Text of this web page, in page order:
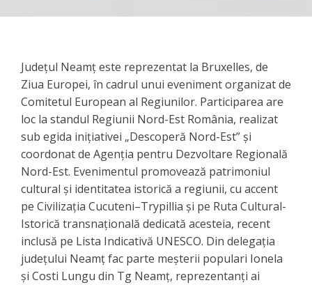
Județul Neamț este reprezentat la Bruxelles, de
Ziua Europei, în cadrul unui eveniment organizat de
Comitetul European al Regiunilor. Participarea are
loc la standul Regiunii Nord-Est România, realizat
sub egida inițiativei „Descoperă Nord-Est” și
coordonat de Agenția pentru Dezvoltare Regională
Nord-Est. Evenimentul promovează patrimoniul
cultural și identitatea istorică a regiunii, cu accent
pe Civilizația Cucuteni–Trypillia și pe Ruta Cultural-
Istorică transnațională dedicată acesteia, recent
inclusă pe Lista Indicativă UNESCO. Din delegația
județului Neamț fac parte meșterii populari Ionela
și Costi Lungu din Tg Neamț, reprezentanți ai